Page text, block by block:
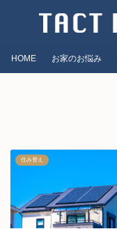
HOME お家のお悩み
住み替え